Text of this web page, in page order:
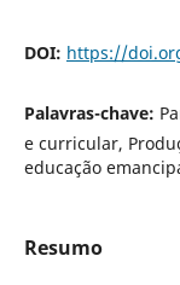
DOI: https://
Palavras-chave:
e curricular,
educação
Resumo